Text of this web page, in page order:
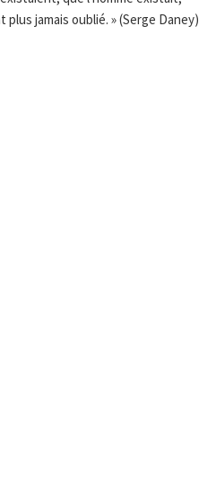
jamais oublié. » (Serge Daney)